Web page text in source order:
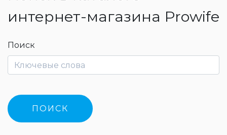
интернет-магазина Prowife
Поиск